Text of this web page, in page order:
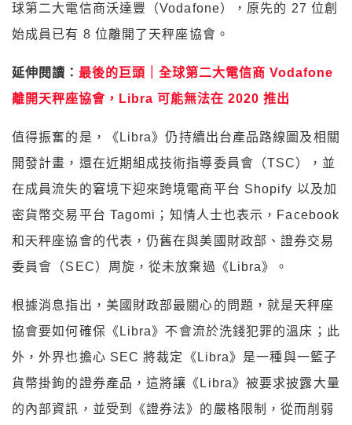
球第二大電信商沃達豐（Vodafone），原先的 27 位創
始成員已有 8 位離開了天秤座協會。
延伸閱讀： 最後的巨頭｜全球第二大電信商 Vodafone
離開天秤座協會，Libra 可能無法在 2020 推出
值得振奮的是，《Libra》仍持續出台產品路線圖及相關
開發計畫，還在近期組成技術指導委員會（TSC），並
在成員流失的窘境下迎來跨境電商平台 Shopify 以及加
密貨幣交易平台 Tagomi；知情人士也表示，Facebook
和天秤座協會的代表，仍舊在與美國財政部、證券交易
委員會（SEC）周旋，從未放棄過《Libra》。
根據消息指出，美國財政部最關心的問題，就是天秤座
協會要如何確保《Libra》不會流於洗錢犯罪的溫床；此
外，外界也擔心 SEC 將裁定《Libra》是一種與一籃子
貨幣掛鉤的證券產品，這將讓《Libra》被要求披露大量
的內部資訊，並受到《證券法》的嚴格限制，從而削弱